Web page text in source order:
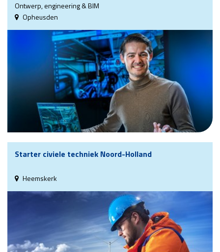
Ontwerp, engineering & BIM
Opheusden
Starter civiele techniek Noord-Holland
Heemskerk